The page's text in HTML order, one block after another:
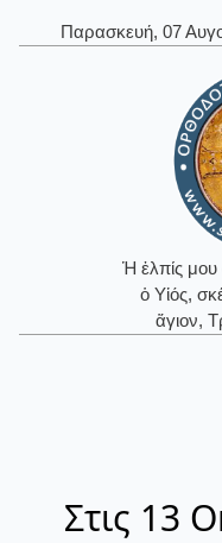
Παρασκευή, 07
Ἡ ἐλπίς
ὁ Υἱός,
ἅγιον,
Στις 13